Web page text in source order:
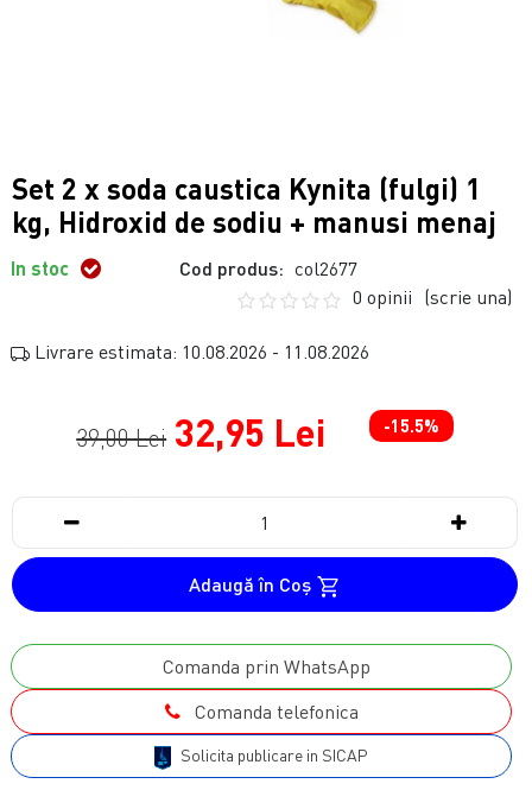
Set 2 x soda caustica Kynita (fulgi) 1
kg, Hidroxid de sodiu + manusi menaj
In stoc Cod produs: col2677
0 opinii (scrie una)
Livrare estimata: 10.08.2026 - 11.08.2026
39,00 Lei 32,95 Lei -15.5%
Adaugă în Coş
Comanda prin WhatsApp
Comanda telefonica
Solicita publicare in SICAP